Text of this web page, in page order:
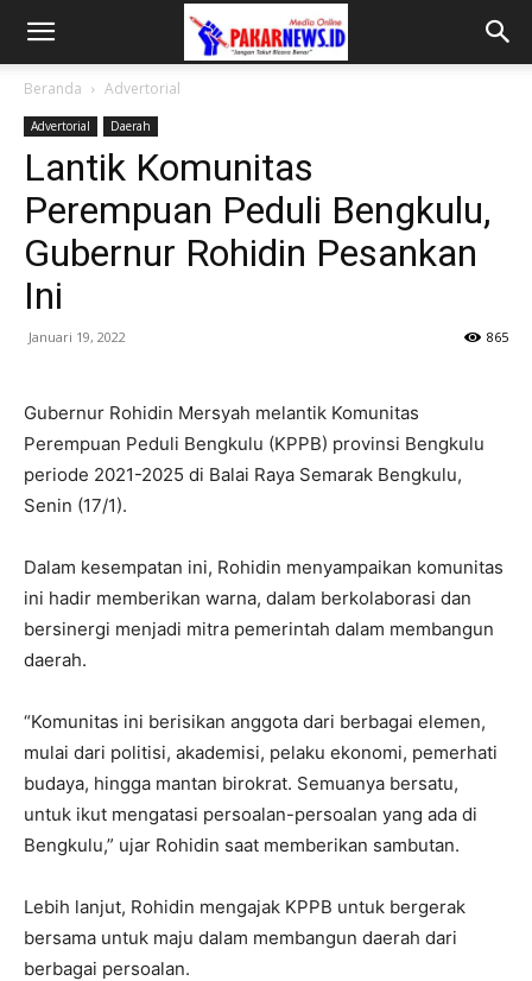
Beranda Advertorial
Advertorial Daerah
Lantik Komunitas
Perempuan Peduli Bengkulu,
Gubernur Rohidin Pesankan
Ini
Januari 19, 2022 865
Gubernur Rohidin Mersyah melantik Komunitas
Perempuan Peduli Bengkulu (KPPB) provinsi Bengkulu
periode 2021-2025 di Balai Raya Semarak Bengkulu,
Senin (17/1).
Dalam kesempatan ini, Rohidin menyampaikan komunitas
ini hadir memberikan warna, dalam berkolaborasi dan
bersinergi menjadi mitra pemerintah dalam membangun
daerah.
“Komunitas ini berisikan anggota dari berbagai elemen,
mulai dari politisi, akademisi, pelaku ekonomi, pemerhati
budaya, hingga mantan birokrat. Semuanya bersatu,
untuk ikut mengatasi persoalan-persoalan yang ada di
Bengkulu,” ujar Rohidin saat memberikan sambutan.
Lebih lanjut, Rohidin mengajak KPPB untuk bergerak
bersama untuk maju dalam membangun daerah dari
berbagai persoalan.